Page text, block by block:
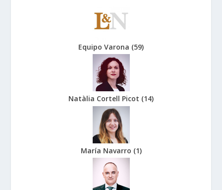
Equipo Varona (59)
Natàlia Cortell Picot (14)
María Navarro (1)